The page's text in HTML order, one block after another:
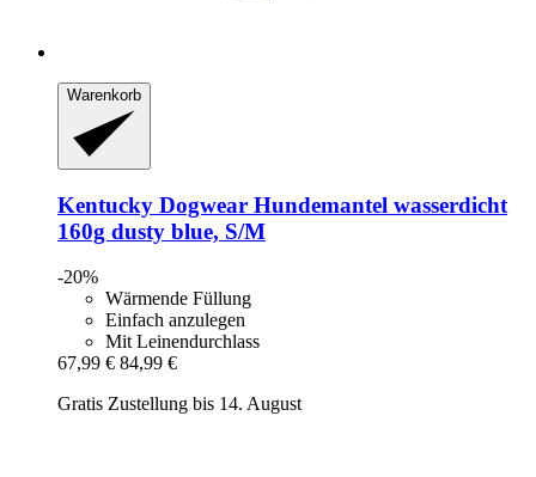
Warenkorb
Kentucky Dogwear Hundemantel wasserdicht
160g dusty blue, S/M
-20%
Wärmende Füllung
Einfach anzulegen
Mit Leinendurchlass
67,99 € 84,99 €
Gratis Zustellung bis 14. August